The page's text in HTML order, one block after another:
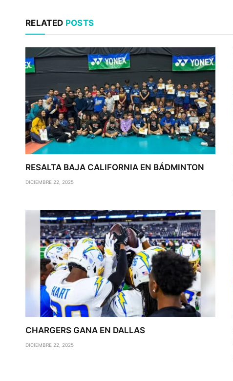
RELATED POSTS
RESALTA BAJA CALIFORNIA EN BÁDMINTON
DICIEMBRE 22, 2025
CHARGERS GANA EN DALLAS
DICIEMBRE 22, 2025